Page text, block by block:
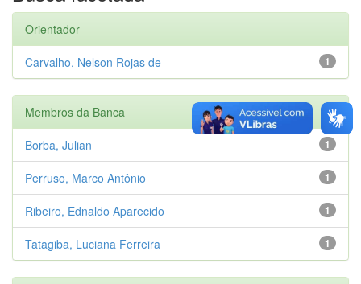
Orientador
1
Carvalho, Nelson Rojas de
Membros da Banca
1
Borba, Julian
1
Perruso, Marco Antônio
1
Ribeiro, Ednaldo Aparecido
1
Tatagiba, Luciana Ferreira